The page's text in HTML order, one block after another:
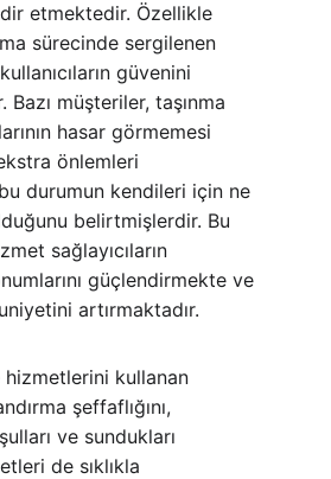
etmektedir. Özellikle
sürecinde sergilenen
güvenini
Bazı müşteriler, taşınma
hasar görmemesi
önlemleri
durumun kendileri için ne
belirtmişlerdir. Bu
sağlayıcıların
güçlendirmekte ve
artırmaktadır.
hizmetlerini kullanan
şeffaflığını,
ve sundukları
de sıklıkla